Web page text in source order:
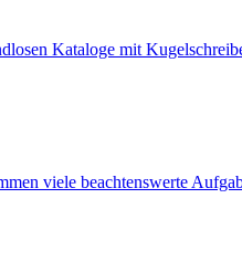
Kataloge mit
viele beachtenswerte